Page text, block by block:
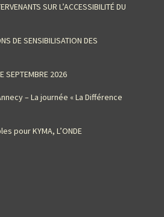
SUR L’ACCESSIBILITÉ DU
DE SENSIBILISATION DES
SEPTEMBRE 2026
– La journée « La Différence
pour KYMA, L’ONDE